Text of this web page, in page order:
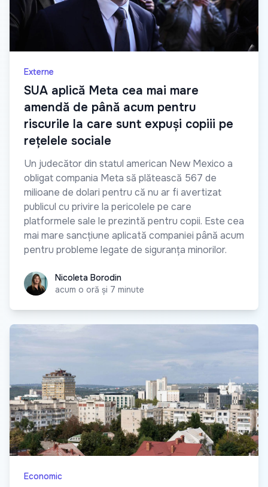
Externe
SUA aplică Meta cea mai mare
amendă de până acum pentru
riscurile la care sunt expuși copiii pe
rețelele sociale
Un judecător din statul american New Mexico a
obligat compania Meta să plătească 567 de
milioane de dolari pentru că nu ar fi avertizat
publicul cu privire la pericolele pe care
platformele sale le prezintă pentru copii. Este cea
mai mare sancțiune aplicată companiei până acum
pentru probleme legate de siguranța minorilor.
Nicoleta Borodin
Nicoleta Borodin
acum o oră și 7 minute
Economic